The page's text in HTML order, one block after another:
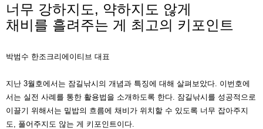
너무 강하지도, 약하지도 않게
채비를 흘려주는 게 최고의 키포인트
박범수 한조크리에이티브 대표
지난 3월호에서는 잠길낚시의 개념과 특징에 대해 살펴보았다. 이번호에
서는 실전 사례를 통한 활용법을 소개하도록 한다. 잠길낚시를 성공적으로
이끌기 위해서는 밑밥의 흐름에 채비가 위치할 수 있도록 너무 잡아주지
도, 풀어주지도 않는 게 키포인트이다.